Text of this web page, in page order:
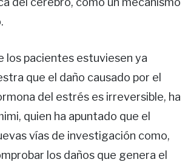
los pacientes estuviesen ya
que el daño causado por el
del estrés es irreversible, ha
quien ha apuntado que el
vías de investigación como,
los daños que genera el